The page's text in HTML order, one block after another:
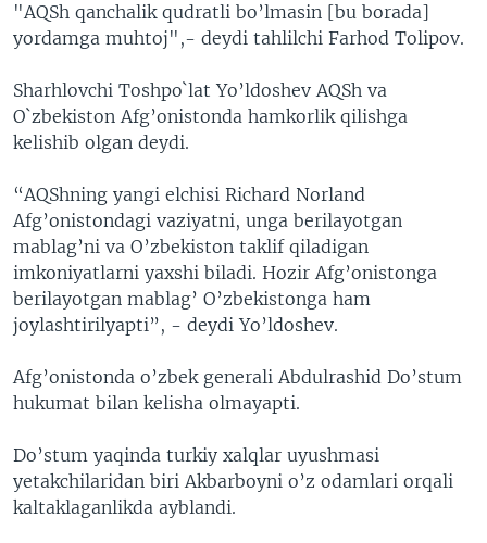
"AQSh qanchalik qudratli bo’lmasin [bu borada]
yordamga muhtoj",- deydi tahlilchi Farhod Tolipov.
Sharhlovchi Toshpo`lat Yo’ldoshev AQSh va
O`zbekiston Afg’onistonda hamkorlik qilishga
kelishib olgan deydi.
“AQShning yangi elchisi Richard Norland
Afg’onistondagi vaziyatni, unga berilayotgan
mablag’ni va O’zbekiston taklif qiladigan
imkoniyatlarni yaxshi biladi. Hozir Afg’onistonga
berilayotgan mablag’ O’zbekistonga ham
joylashtirilyapti”, - deydi Yo’ldoshev.
Afg’onistonda o’zbek generali Abdulrashid Do’stum
hukumat bilan kelisha olmayapti.
Do’stum yaqinda turkiy xalqlar uyushmasi
yetakchilaridan biri Akbarboyni o’z odamlari orqali
kaltaklaganlikda ayblandi.